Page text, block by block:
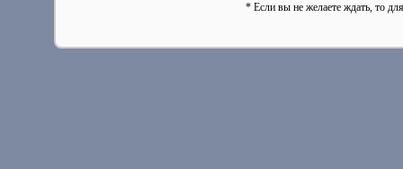
* Если вы не желаете ждать, то